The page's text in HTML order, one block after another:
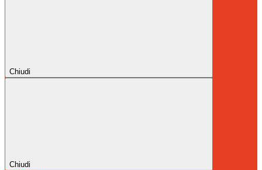
Chiudi
Chiudi